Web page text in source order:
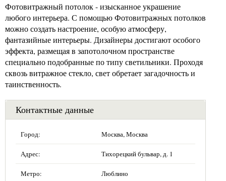
Фотовитражный потолок - изысканное украшение
любого интерьера. С помощью Фотовитражных потолков
можно создать настроение, особую атмосферу,
фантазийные интерьеры. Дизайнеры достигают особого
эффекта, размещая в запотолочном пространстве
специально подобранные по типу светильники. Проходя
сквозь витражное стекло, свет обретает загадочность и
таинственность.
Контактные данные
Город: Москва, Москва
Адрес: Тихорецкий бульвар, д. 1
Метро: Люблино